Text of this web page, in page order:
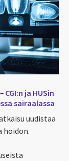
– CGI:n ja HUSin
sairaalassa
uudistaa
hoidon.